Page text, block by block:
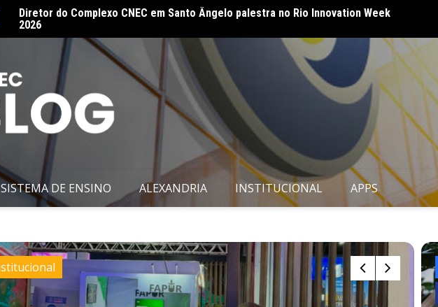
CNEC realiza 16ª Assembleia Geral em Bento Gonçalves – RS
SISTEMA DE ENSINO ALEXANDRIA INSTITUCIONAL APPS